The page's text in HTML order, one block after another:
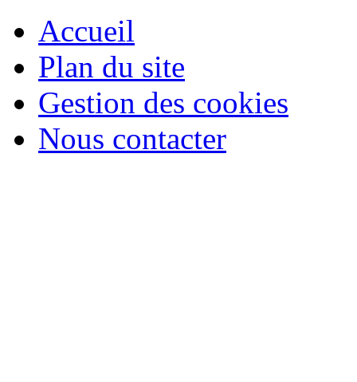
Accueil
Plan du site
Gestion des cookies
Nous contacter